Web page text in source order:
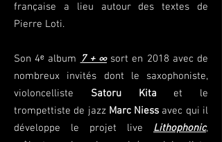
française a lieu autour des textes de
Pierre Loti.
Son 4ᵉ album 7 + ∞sort en 2018 avec de
nombreux invités dont le saxophoniste,
violoncelliste Satoru Kita et le
trompettiste de jazz Marc Niess avec qui il
développe le projet live Lithophonic,